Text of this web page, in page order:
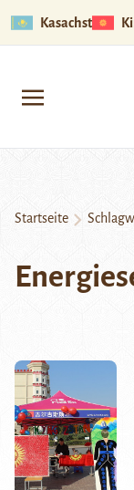
Kasachstan
Startseite